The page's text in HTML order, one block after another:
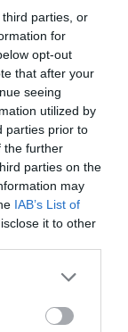
parties, or
for
opt-out
that after your
seeing
utilized by
parties prior to
the further
parties on the
may
IAB’s List of
it to other
de la 'upper
més ben
Barcelona
en el